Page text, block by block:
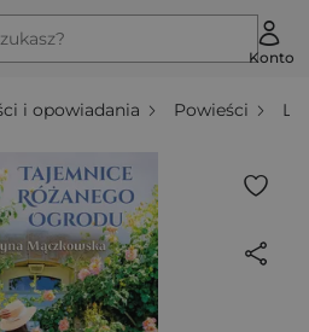
Konto
i opowiadania Powieści